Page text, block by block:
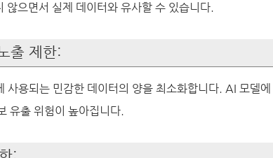
않으면서 실제 데이터와 유사할 수 있습니다.
출 제한:
사용되는 민감한 데이터의 양을 최소화합니다. AI 모델
유출 위험이 높아집니다.